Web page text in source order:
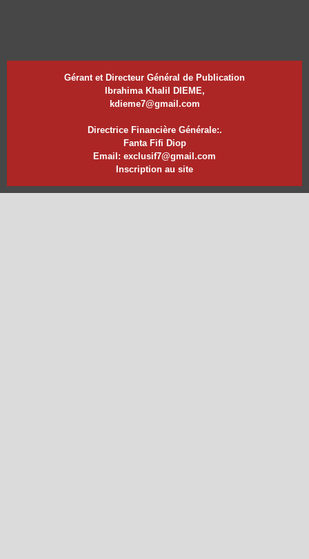
Gérant et Directeur Général de Publication
Ibrahima Khalil DIEME,
kdieme7@gmail.com
Directrice Financière Générale:.
Fanta Fifi Diop
Email: exclusif7@gmail.com
Inscription au site